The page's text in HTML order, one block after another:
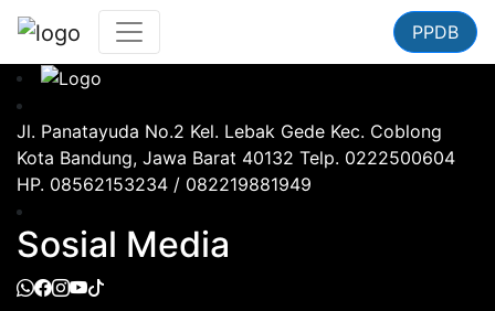
PPDB
Jl. Panatayuda No.2 Kel. Lebak Gede Kec. Coblong
Kota Bandung, Jawa Barat 40132 Telp. 0222500604
HP. 08562153234 / 082219881949
Sosial Media